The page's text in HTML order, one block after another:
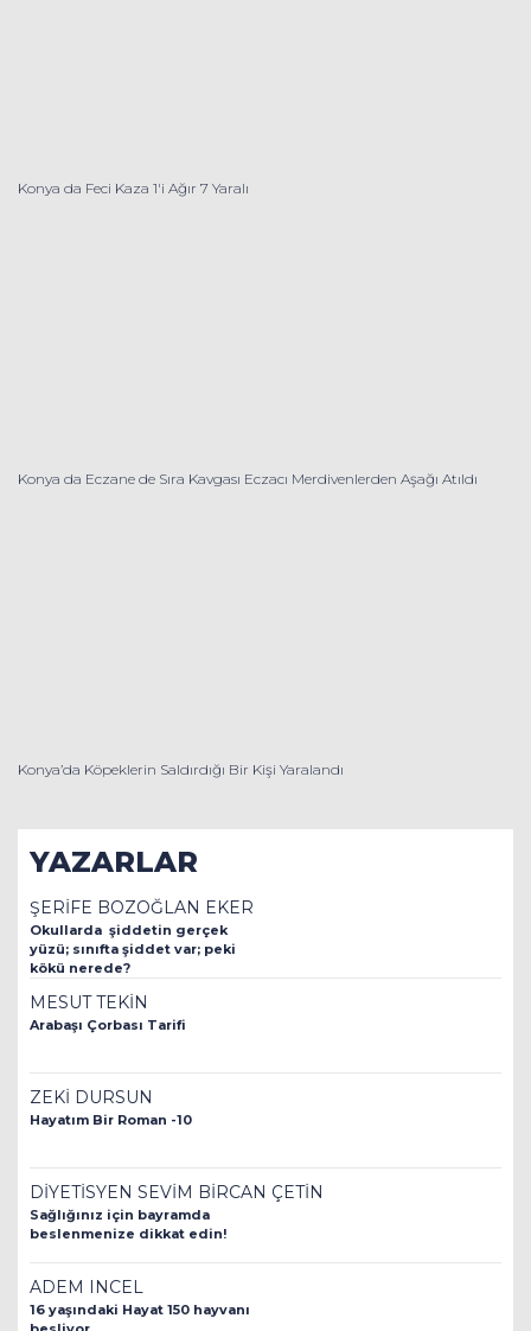
Konya da Feci Kaza 1'i Ağır 7 Yaralı
Konya da Eczane de Sıra Kavgası Eczacı Merdivenlerden Aşağı Atıldı
Konya’da Köpeklerin Saldırdığı Bir Kişi Yaralandı
YAZARLAR
ŞERİFE BOZOĞLAN EKER
Okullarda şiddetin gerçek
yüzü; sınıfta şiddet var; peki
kökü nerede?
MESUT TEKİN
Arabaşı Çorbası Tarifi
ZEKİ DURSUN
Hayatım Bir Roman -10
DİYETİSYEN SEVİM BİRCAN ÇETİN
Sağlığınız için bayramda
beslenmenize dikkat edin!
ADEM INCEL
16 yaşındaki Hayat 150 hayvanı